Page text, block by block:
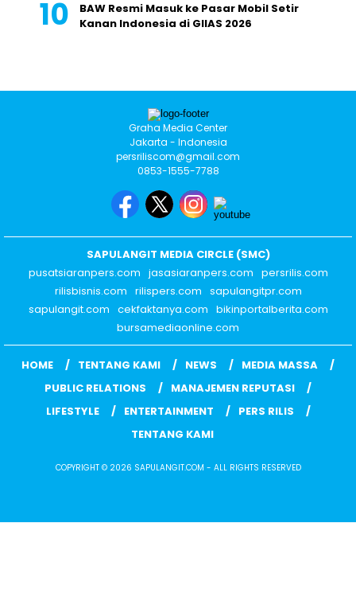
BAW Resmi Masuk ke Pasar Mobil Setir
Kanan Indonesia di GIIAS 2026
Graha Media Center
Jakarta - Indonesia
persriliscom@gmail.com
0853-1555-7788
SAPULANGIT MEDIA CIRCLE (SMC)
pusatsiaranpers.com jasasiaranpers.com persrilis.com
rilisbisnis.com rilispers.com sapulangitpr.com
sapulangit.com cekfaktanya.com bikinportalberita.com
bursamediaonline.com
HOME TENTANG KAMI NEWS
MEDIA MASSA
PUBLIC RELATIONS
MANAJEMEN REPUTASI
LIFESTYLE
ENTERTAINMENT
PERS RILIS
TENTANG KAMI
COPYRIGHT © 2026 SAPULANGIT.COM - ALL RIGHTS RESERVED